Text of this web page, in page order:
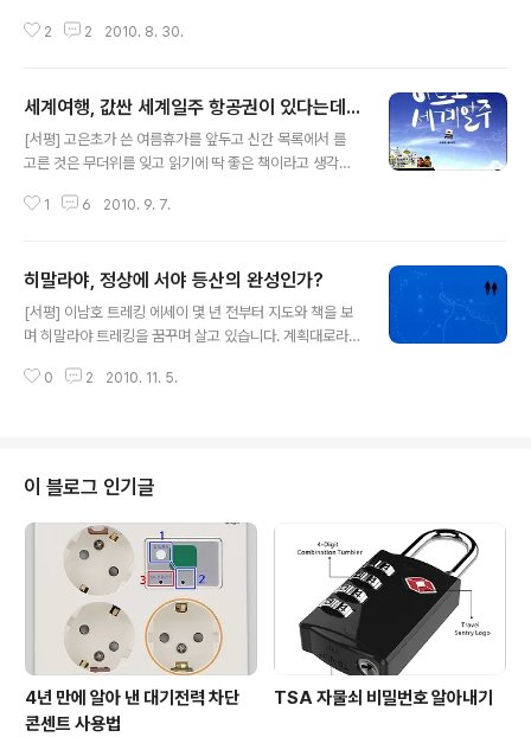
김정미씨가 함께 떠난 동아프리카 여행에서 그들이 겪은
완전채식주의자로 살아보기, 매년 100권 이상 책읽기, 책
늘 아주 가까이 다가왔다가 멀어지고, 다가왔다가 멀어지
는 것이 있는데 바로 ‘히말라야트레킹’입니다. 재작년, 안나
푸르나 트레킹을 다녀온 지인이 준 사진을 테이블 유리에
김남희가 쓴 권, ‘네팔 트레킹’편을 읽을 때는 마음은 벌써
2 2 2010. 8. 30.
세계여행, 값싼 세계일주 항공권이 있다는데...
[서평] 고은초가 쓴 여름휴가를 앞두고 신간 목록에서 를
고른 것은 무더위를 잊고 읽기에 딱 좋은 책이라고 생각하
기을 따라 나섰지만, 정작 몸은 동네 도서관을 떠나지 못하
한 기본적인 편의 시설이 모두 공짜로 제공되는 곳은 도서
관 밖에 없더군요. 여름휴가에 읽으려고 고른 책이 하필 과
였기 때문에 몸은 도서관에 있었지만 마음은 바람과 구름
까지 다녀왔습니다. 백문이 불여일견이라고 하지만, 도서
1 6 2010. 9. 7.
히말라야, 정상에 서야 등산의 완성인가?
[서평] 이남호 트레킹 에세이 몇 년 전부터 지도와 책을 보
며 히말라야 트레킹을 꿈꾸며 살고 있습니다. 계획대로라
날 수 있을지도 모릅니다. 지난여름 무더위에는 쿰부히말
문일 것입니다. 앞으로 몇 번을 더 다녀올 수 있을지 알 수
없지만, 저의 첫 번째 히말라야 트레킹 코스는 ‘안나푸르
나’이기 때문입니다. 이 책은 고려대 교수인 이남호가 지난
겨울(2010년 1월 18일부터) 14박 15일간 지인들과 함께
안나푸르나 어라운드 트래킹을 다녀온 기록입니다. 그러나
특이한 제목에서 보듯이 다른 ..
0 2 2010. 11. 5.
이 블로그 인기글
4년 만에 알아 낸 대기전력 차단
콘센트 사용법
TSA 자물쇠 비밀번호 알아내기